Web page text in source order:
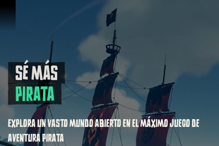
Sé más Pirata
SÉ MÁS
PIRATA
EXPLORA UN VASTO MUNDO ABIERTO EN EL MÁXIMO JUEGO DE
AVENTURA PIRATA